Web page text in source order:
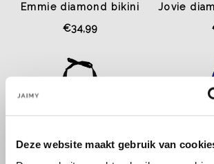
Deze website maakt gebruik van
Emmie diamond bikini
€34,99
Jovie